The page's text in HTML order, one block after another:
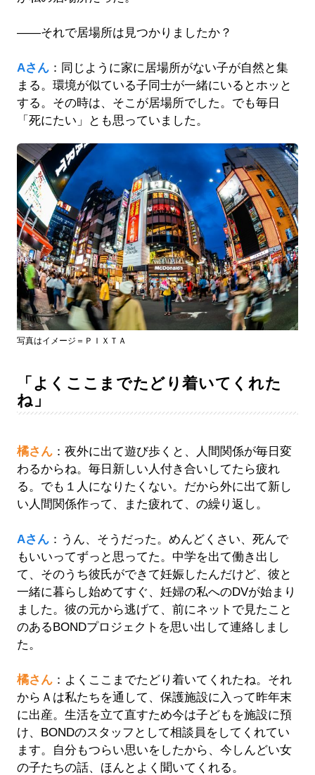
――それで居場所は見つかりましたか？
Aさん：同じように家に居場所がない子が自然と集
まる。環境が似ている子同士が一緒にいるとホッと
する。その時は、そこが居場所でした。でも毎日
「死にたい」とも思っていました。
写真はイメージ＝ＰＩＸＴＡ
「よくここまでたどり着いてくれた
ね」
橘さん：夜外に出て遊び歩くと、人間関係が毎日変
わるからね。毎日新しい人付き合いしてたら疲れ
る。でも１人になりたくない。だから外に出て新し
い人間関係作って、また疲れて、の繰り返し。
Aさん：うん、そうだった。めんどくさい、死んで
もいいってずっと思ってた。中学を出て働き出し
て、そのうち彼氏ができて妊娠したんだけど、彼と
一緒に暮らし始めてすぐ、妊婦の私へのDVが始まり
ました。彼の元から逃げて、前にネットで見たこと
のあるBONDプロジェクトを思い出して連絡しまし
た。
橘さん：よくここまでたどり着いてくれたね。それ
からＡは私たちを通して、保護施設に入って昨年末
に出産。生活を立て直すため今は子どもを施設に預
け、BONDのスタッフとして相談員をしてくれてい
ます。自分もつらい思いをしたから、今しんどい女
の子たちの話、ほんとよく聞いてくれる。